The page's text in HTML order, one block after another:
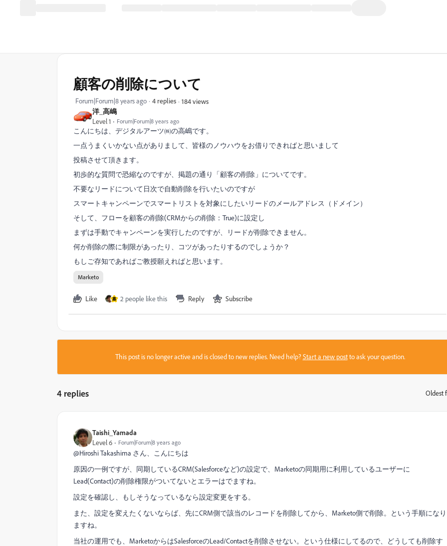
洋_高嶋
Level 1 Forum|Forum|8 years ago
顧客の削除について
Forum|Forum|8 years ago 4 replies 184 views
こんにちは、デジタルアーツ㈱の高嶋です。
一点うまくいかない点がありまして、皆様のノウハウをお借りできればと思いまして
投稿させて頂きます。
初歩的な質問で恐縮なのですが、掲題の通り「顧客の削除」についてです。
不要なリードについて日次で自動削除を行いたいのですが
スマートキャンペーンでスマートリストを対象にしたいリードのメールアドレス（ドメイン）
そして、フローを顧客の削除(CRMからの削除：True)に設定し
まずは手動でキャンペーンを実行したのですが、リードが削除できません。
何か削除の際に制限があったり、コツがあったりするのでしょうか？
もしご存知であればご教授願えればと思います。
Marketo
Like 嘉 2 people like this Reply Subscribe
This post is no longer active and is closed to new replies. Need help?Start a new postto ask your question.
4 replies Oldest
Taishi_Yamada
Level 6 Forum|Forum|8 years ago
@Hiroshi Takashima さん、こんにちは
原因の一例ですが、同期しているCRM(Salesforceなど)の設定で、Marketoの同期用に利用しているユーザーに
Lead(Contact)の削除権限がついてないとエラーはでますね。
設定を確認し、もしそうなっているなら設定変更をする。
また、設定を変えたくないならば、先にCRM側で該当のレコードを削除してから、Marketo側で削除。という手順になり
ますね。
当社の運用でも、MarketoからはSalesforceのLead/Contactを削除させない。という仕様にしてるので、どうしても削除す